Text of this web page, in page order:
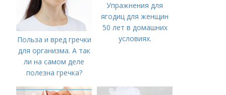
Польза и вред гречки
для организма. А так
ли на самом деле
полезна гречка?
Упражнения для
ягодиц для женщин
50 лет в домашних
условиях.